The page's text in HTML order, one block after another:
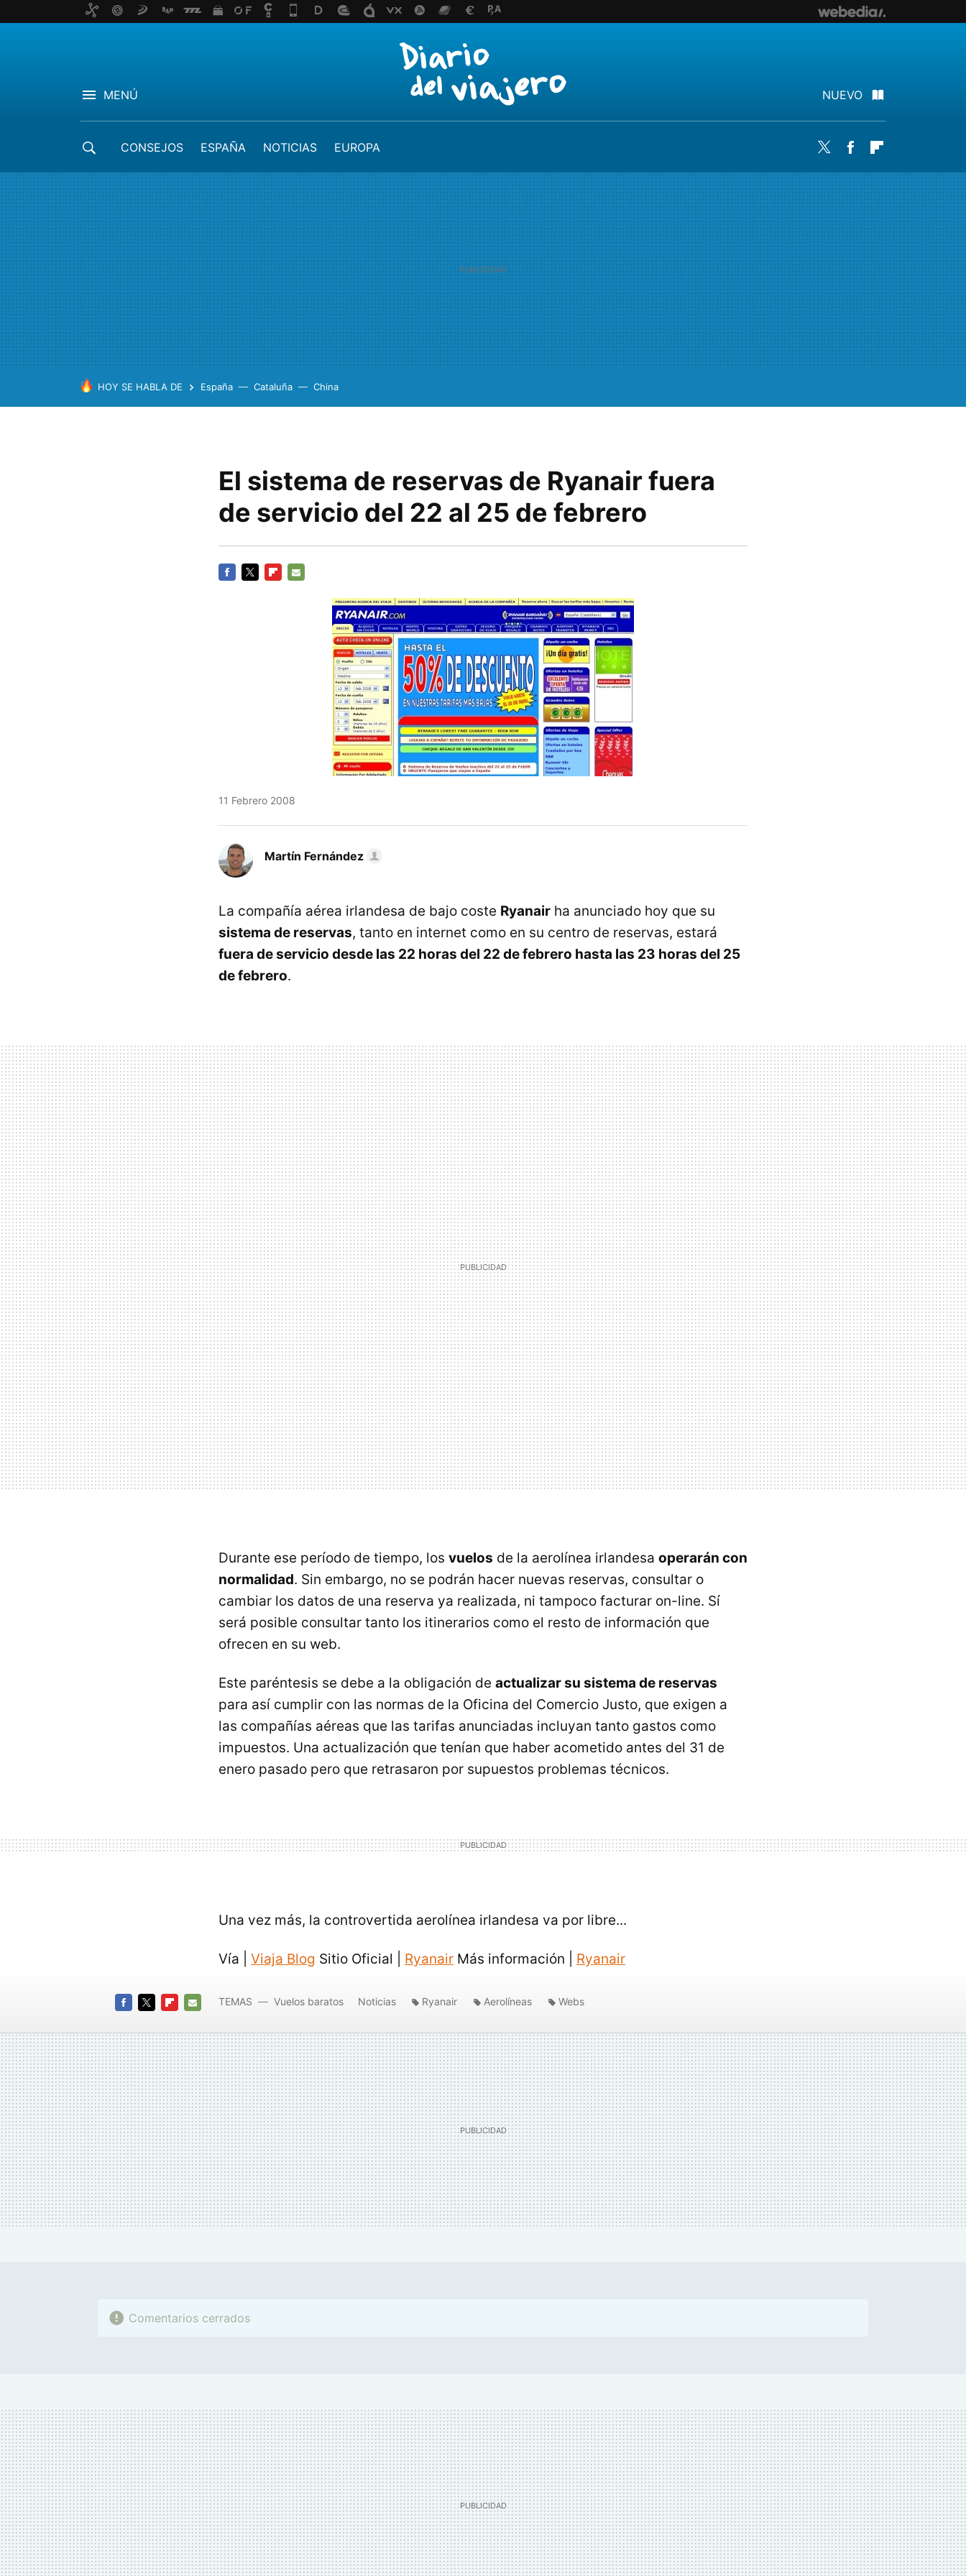
MENÚ NUEVO
CONSEJOS ESPAÑA NOTICIAS EUROPA Twitter Facebook
HOY SE HABLA DE España Cataluña China
El sistema de reservas de Ryanair fuera
de servicio del 22 al 25 de febrero
11 Febrero 2008
Martín Fernández
La compañía aérea irlandesa de bajo coste Ryanair ha anunciado hoy que su
sistema de reservas, tanto en internet como en su centro de reservas, estará
fuera de servicio desde las 22 horas del 22 de febrero hasta las 23 horas del 25
de febrero.
Durante ese período de tiempo, los vuelos de la aerolínea irlandesa operarán con
normalidad. Sin embargo, no se podrán hacer nuevas reservas, consultar o
cambiar los datos de una reserva ya realizada, ni tampoco facturar on-line. Sí
será posible consultar tanto los itinerarios como el resto de información que
ofrecen en su web.
Este paréntesis se debe a la obligación de actualizar su sistema de reservas
para así cumplir con las normas de la Oficina del Comercio Justo, que exigen a
las compañías aéreas que las tarifas anunciadas incluyan tanto gastos como
impuestos. Una actualización que tenían que haber acometido antes del 31 de
enero pasado pero que retrasaron por supuestos problemas técnicos.
Una vez más, la controvertida aerolínea irlandesa va por libre...
Vía | Viaja Blog Sitio Oficial | Ryanair Más información | Ryanair
MAIL
TEMAS Vuelos baratos Noticias Ryanair Aerolíneas Webs
Comentarios cerrados